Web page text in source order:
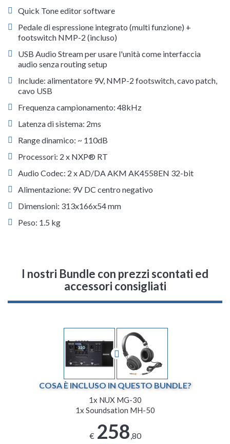
Quick Tone editor software
Pedale di espressione integrato (multi funzione) +
footswitch NMP-2 (incluso)
USB Audio Stream per usare l'unità come interfaccia
audio senza routing setup
Include: alimentatore 9V, NMP-2 footswitch, cavo patch,
cavo USB
Frequenza campionamento: 48kHz
Latenza di sistema: 2ms
Range dinamico: ~ 110dB
Processori: 2 x NXP® RT
Audio Codec: 2 x AD/DA AKM AK4558EN 32-bit
Alimentazione: 9V DC centro negativo
Dimensioni: 313x166x54 mm
Peso: 1.5 kg
I nostri Bundle con prezzi scontati ed
accessori consigliati
COSA È INCLUSO IN QUESTO BUNDLE?
1x NUX MG-30
1x Soundsation MH-50
€ 258,80